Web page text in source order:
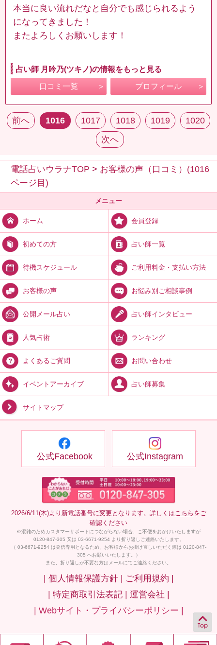
本当に良い流れだなと自分でも感じられるよう
になってきました！
またよろしくお願いします！
占い師 月吟乃(ツキノ)の情報をもっと見る
口コミ一覧 プロフィール
前へ 1016 1017 1018 1019
1020
次へ
電話占いウラナTOP > お客様の声（口コミ）(1016
ページ目)
メニュー
ホーム 会員登録
初めての方 占い師一覧
待機スケジュール ご利用料金・支払い方法
お客様の声 お悩み別ご相談事例
公開メール占い 占い師インタビュー
人気占術 ランキング
よくあるご質問 お問い合わせ
イベントアーカイブ 占い師募集
サイトマップ
公式Facebook 公式Instagram
2026/6/11(木)より新電話番号に変更となります。詳しくは こちら をご
確認ください
※混雑のためカスタマーサポートにつながらない場合、ご不便をおかけいたしますが
0120-847-305 又は 03-6671-9254 より折り返しご連絡いたします。
（ 03-6671-9254 は発信専用となるため、お客様からお掛け直しいただく際は 0120-847-
305 へお願いいたします。）
また、折り返しが不要な方はメールにてご連絡ください。
| 個人情報保護方針 | ご利用規約 |
| 特定商取引法表記 | 運営会社 |
| Webサイト・プライバシーポリシー |